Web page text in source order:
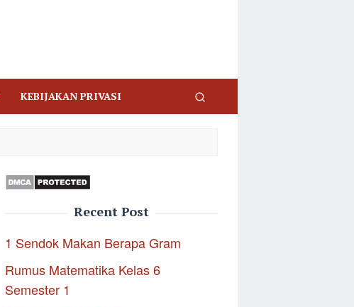
KEBIJAKAN PRIVASI
Recent Post
1 Sendok Makan Berapa Gram
Rumus Matematika Kelas 6
Semester 1